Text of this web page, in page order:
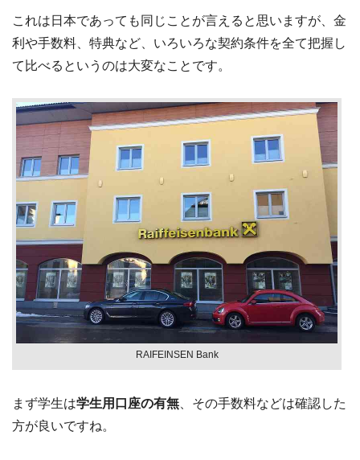
これは日本であっても同じことが言えると思いますが、金
利や手数料、特典など、いろいろな契約条件を全て把握し
て比べるというのは大変なことです。
RAIFEINSEN Bank
まず学生は学生用口座の有無 、その手数料などは確認した
方が良いですね。